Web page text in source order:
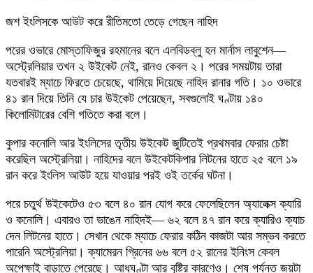
জশ ইংলিসকে আউট করে রীতিমতো তেড়ে গেছেন নাহিদ
পরের ওভারে মোস্তাফিজুর রহমানের বলে এলবিডব্লু হন মার্নাস লাবুশেন—
অস্ট্রেলিয়ার তখন ২ উইকেট নেই, রানও কেবল ২। পরের সময়টায় তারা
যতবারই ম্যাচে ফিরতে চেয়েছে, থামিয়ে দিয়েছে নাহিদ রানার গতি। ১০ ওভারে
৪১ রান দিয়ে তিনি যে চার উইকেট পেয়েছেন, সবগুলোই ঘণ্টায় ১৪০
কিলোমিটারের বেশি গতিতে করা বলে।
কুপার কনোলি আর ইংলিসের তৃতীয় উইকেট জুটিতেই প্রথমবার ফেরার চেষ্টা
করেছিল অস্ট্রেলিয়া। নাহিদের বলে উইকেটকিপার লিটনের হাতে ২৫ বলে ১৯
রান করে ইংলিস আউট হয়ে যাওয়ার পরই ওই তর্কের ঘটনা।
পরে চতুর্থ উইকেটেও ৫৩ বলে ৪০ রান যোগ করে ফেলেছিলেন অ্যালেক্স ক্যারি
ও কনোলি। এবারও তা ভাঙেন নাহিদই— ৬২ বলে ৪৭ রান করে ক্যারিও ক্যাচ
দেন লিটনের হাতে। সেখান থেকে ম্যাচে ফেরার কঠিন কাজটা আর সম্ভব করতে
পারেনি অস্ট্রেলিয়া। ক্যামেরন গ্রিনের ৬৬ বলে ৫২ রানের ইনিংস কেবল
অপেক্ষাই বাড়াতে পেরেছে। আধঘণ্টা আর বৃষ্টির কারণেও। শেষ পর্যন্ত জয়টা